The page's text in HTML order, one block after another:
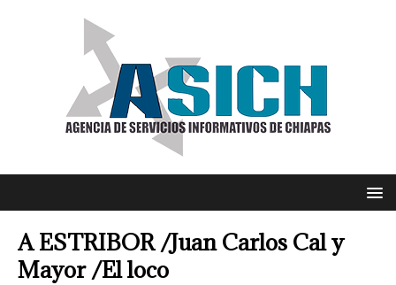
A ESTRIBOR /Juan Carlos Cal y
Mayor /El loco